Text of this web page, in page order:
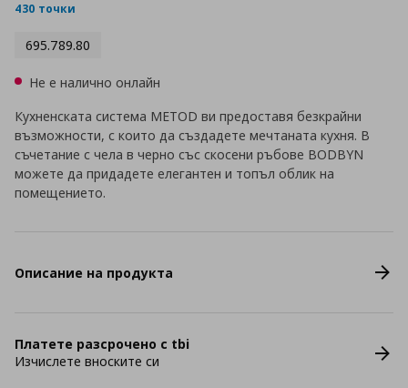
430 точки
695.789.80
Не е налично онлайн
Кухненската система METOD ви предоставя безкрайни
възможности, с които да създадете мечтаната кухня. В
съчетание с чела в черно със скосени ръбове BODBYN
можете да придадете елегантен и топъл облик на
помещението.
Описание на продукта
Платете разсрочено с tbi
Изчислете вноските си